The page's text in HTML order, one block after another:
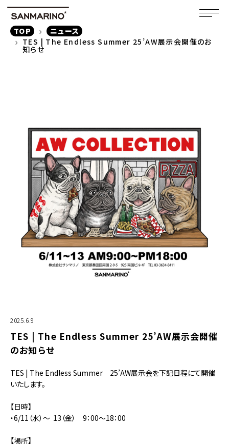
TOP
ニュース
TES | The Endless Summer 25’AW展示会開催のお
知らせ
2025.6.9
TES | The Endless Summer 25’AW展示会開催
のお知らせ
TES | The Endless Summer 25’AW展示会を下記日程にて開催
いたします。
【日時】
・6/11（水）～ 13（金） 9：00～18：00
【場所】